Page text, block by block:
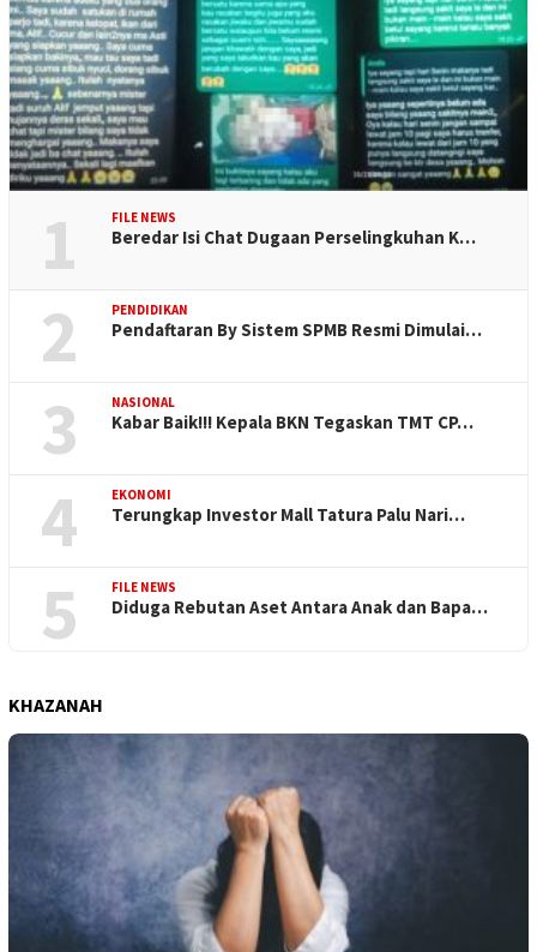
1 FILE NEWS
Beredar Isi Chat Dugaan Perselingkuhan K…
2 PENDIDIKAN
Pendaftaran By Sistem SPMB Resmi Dimulai…
3 NASIONAL
Kabar Baik!!! Kepala BKN Tegaskan TMT CP…
4 EKONOMI
Terungkap Investor Mall Tatura Palu Nari…
5 FILE NEWS
Diduga Rebutan Aset Antara Anak dan Bapa…
KHAZANAH